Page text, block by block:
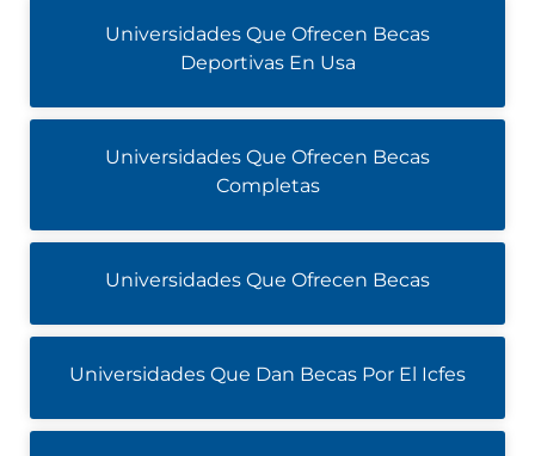
Universidades Que Ofrecen Becas
Deportivas En Usa
Universidades Que Ofrecen Becas
Completas
Universidades Que Ofrecen Becas
Universidades Que Dan Becas Por El Icfes